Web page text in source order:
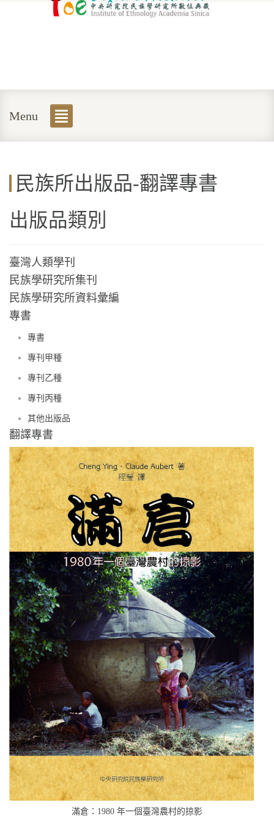
Menu
民族所出版品-翻譯專書
出版品類別
臺灣人類學刊
民族學研究所集刊
民族學研究所資料彙編
專書
專書
專刊甲種
專刊乙種
專刊丙種
其他出版品
翻譯專書
滿倉：1980 年一個臺灣農村的掠影